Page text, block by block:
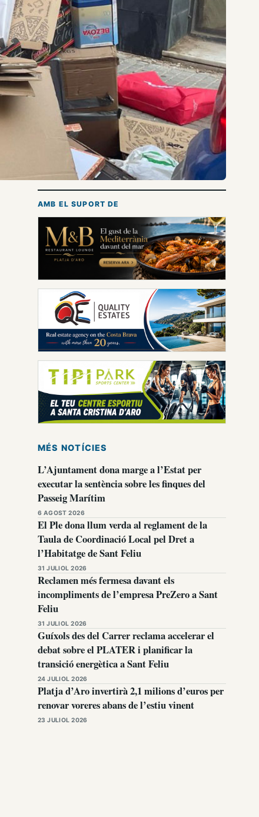
AMB EL SUPORT DE
MÉS NOTÍCIES
L’Ajuntament dona marge a l’Estat per
executar la sentència sobre les finques del
Passeig Marítim
6 AGOST 2026
El Ple dona llum verda al reglament de la
Taula de Coordinació Local pel Dret a
l’Habitatge de Sant Feliu
31 JULIOL 2026
Reclamen més fermesa davant els
incompliments de l’empresa PreZero a Sant
Feliu
31 JULIOL 2026
Guíxols des del Carrer reclama accelerar el
debat sobre el PLATER i planificar la
transició energètica a Sant Feliu
24 JULIOL 2026
Platja d’Aro invertirà 2,1 milions d’euros per
renovar voreres abans de l’estiu vinent
23 JULIOL 2026